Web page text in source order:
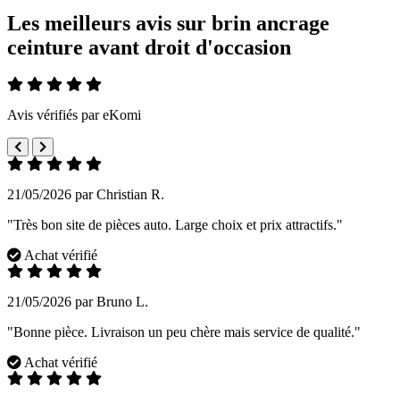
Les meilleurs avis sur brin ancrage
ceinture avant droit d'occasion
Avis vérifiés par eKomi
21/05/2026 par Christian R.
"Très bon site de pièces auto. Large choix et prix attractifs."
Achat vérifié
21/05/2026 par Bruno L.
"Bonne pièce. Livraison un peu chère mais service de qualité."
Achat vérifié